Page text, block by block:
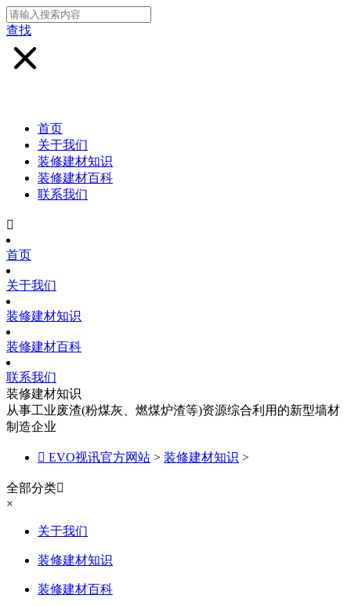
查找
首页
关于我们
装修建材知识
装修建材百科
联系我们

首页
关于我们
装修建材知识
装修建材百科
联系我们
装修建材知识
从事工业废渣(粉煤灰、燃煤炉渣等)资源综合利用的新型墙材
制造企业
 EVO视讯官方网站 > 装修建材知识 >
全部分类
×
关于我们
装修建材知识
装修建材百科